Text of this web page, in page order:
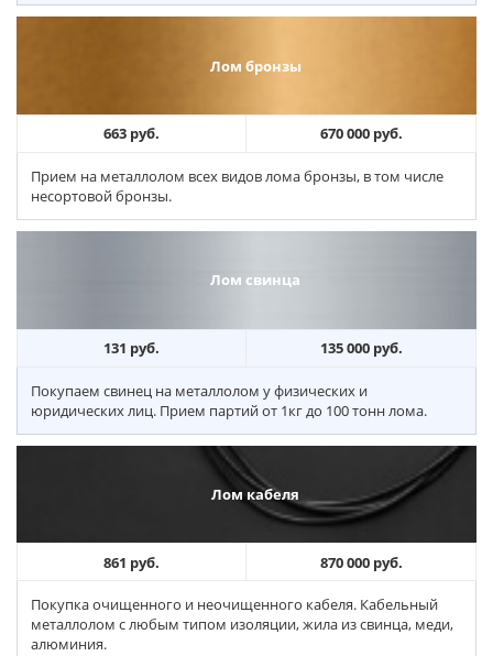
Лом бронзы
663 руб. 670 000 руб.
Прием на металлолом всех видов лома бронзы, в том числе
несортовой бронзы.
Лом свинца
131 руб. 135 000 руб.
Покупаем свинец на металлолом у физических и
юридических лиц. Прием партий от 1кг до 100 тонн лома.
Лом кабеля
861 руб. 870 000 руб.
Покупка очищенного и неочищенного кабеля. Кабельный
металлолом с любым типом изоляции, жила из свинца, меди,
алюминия.